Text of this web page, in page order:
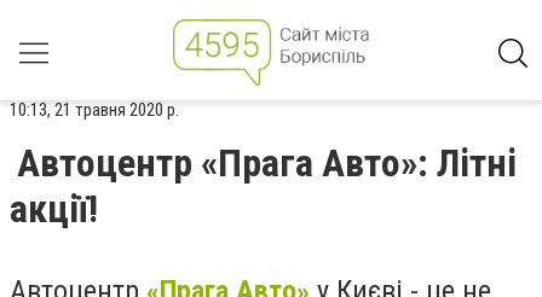
10:13, 21 травня 2020 р.
Автоцентр «Прага Авто»: Літні
акції!